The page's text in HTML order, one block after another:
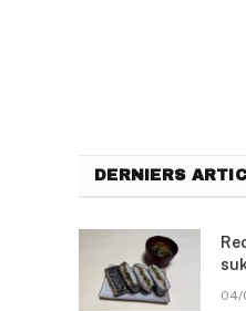
DERNIERS
04/